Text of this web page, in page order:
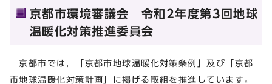
京都市環境審議会 令和2年度第3回地球
温暖化対策推進委員会
京都市では，「京都市地球温暖化対策条例」及び「京都
市地球温暖化対策計画」に掲げる取組を推進しています。